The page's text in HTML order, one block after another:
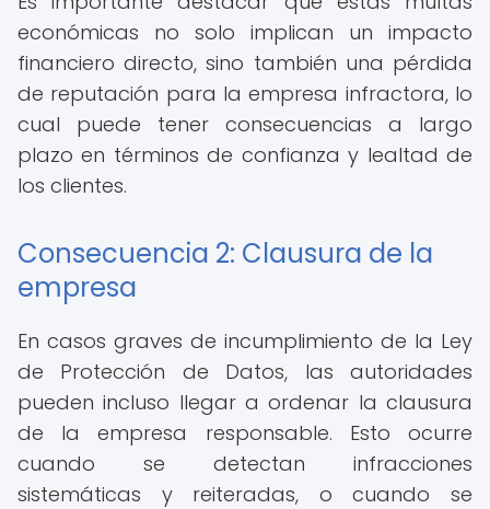
económicas no solo implican un impacto
financiero directo, sino también una pérdida
de reputación para la empresa infractora, lo
cual puede tener consecuencias a largo
plazo en términos de confianza y lealtad de
los clientes.
Consecuencia 2: Clausura de la
empresa
En casos graves de incumplimiento de la Ley
de Protección de Datos, las autoridades
pueden incluso llegar a ordenar la clausura
de la empresa responsable. Esto ocurre
cuando se detectan infracciones
sistemáticas y reiteradas, o cuando se